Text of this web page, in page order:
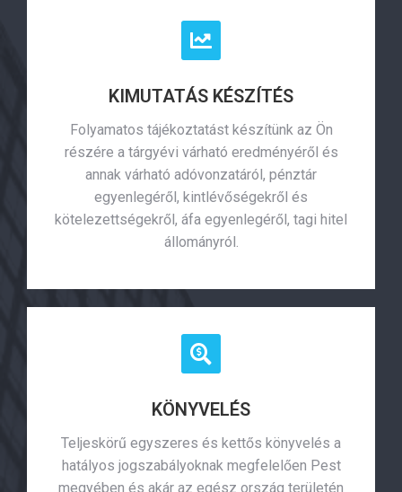
KIMUTATÁS KÉSZÍTÉS
Folyamatos tájékoztatást készítünk az Ön
részére a tárgyévi várható eredményéről és
annak várható adóvonzatáról, pénztár
egyenlegéről, kintlévőségekről és
kötelezettségekről, áfa egyenlegéről, tagi hitel
állományról.
KÖNYVELÉS
Teljeskörű egyszeres és kettős könyvelés a
hatályos jogszabályoknak megfelelően Pest
megyében és akár az egész ország területén